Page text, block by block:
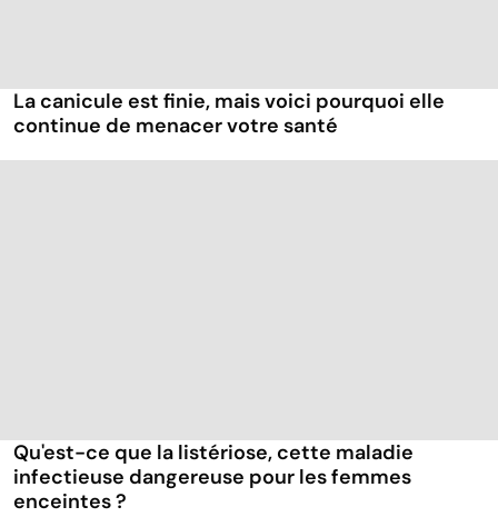
La canicule est finie, mais voici pourquoi elle
continue de menacer votre santé
Qu'est-ce que la listériose, cette maladie
infectieuse dangereuse pour les femmes
enceintes ?